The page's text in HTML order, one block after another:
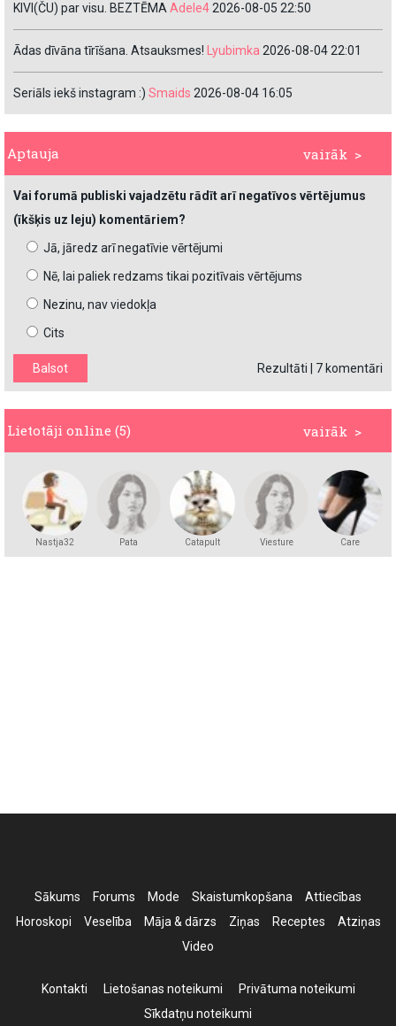
KIVI(ČU) par visu. BEZTĒMAAdele42026-08-05 22:50
Ādas dīvāna tīrīšana. Atsauksmes! Lyubimka 2026-08-04 22:01
Seriāls iekš instagram :) Smaids 2026-08-04 16:05
vairāk >
Aptauja
Vai forumā publiski vajadzētu rādīt arī negatīvos vērtējumus
(īkšķis uz leju) komentāriem?
Jā, jāredz arī negatīvie vērtējumi
Nē, lai paliek redzams tikai pozitīvais vērtējums
Nezinu, nav viedokļa
Cits
Rezultāti 7 komentāri
vairāk >
Lietotāji online (5)
Nastja32 Pata Catapult Viesture Care
Sākums Forums Mode Skaistumkopšana
Attiecības
Horoskopi
Veselība Māja & dārzs Ziņas Receptes
Atziņas
Video
Kontakti Lietošanas noteikumi
Privātuma noteikumi
Sīkdatņu noteikumi